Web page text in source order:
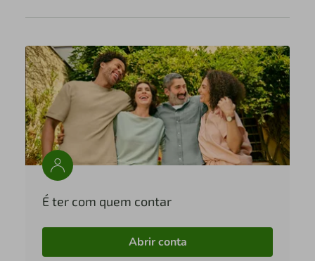
É ter com quem contar
Abrir conta